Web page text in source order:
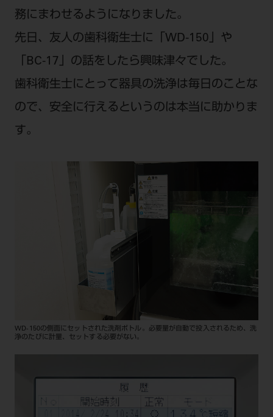
務にまわせるようになりました。
先日、友人の歯科衛生士に「WD-150」や
「BC-17」の話をしたら興味津々でした。
歯科衛生士にとって器具の洗浄は毎日のことな
ので、安全に行えるというのは本当に助かりま
す。
WD-150の側面にセットされた洗剤ボトル。必要量が自動で投入されるため、洗
浄のたびに計量、セットする必要がない。